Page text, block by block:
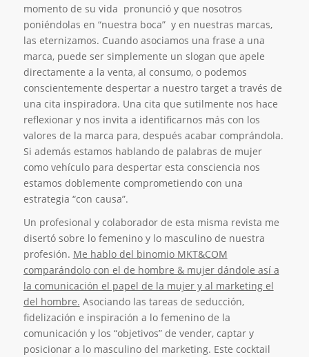
momento de su vida pronunció y que nosotros
poniéndolas en “nuestra boca” y en nuestras marcas,
las eternizamos. Cuando asociamos una frase a una
marca, puede ser simplemente un slogan que apele
directamente a la venta, al consumo, o podemos
conscientemente despertar a nuestro target a través de
una cita inspiradora. Una cita que sutilmente nos hace
reflexionar y nos invita a identificarnos más con los
valores de la marca para, después acabar comprándola.
Si además estamos hablando de palabras de mujer
como vehículo para despertar esta consciencia nos
estamos doblemente comprometiendo con una
estrategia “con causa”.
Un profesional y colaborador de esta misma revista me
disertó sobre lo femenino y lo masculino de nuestra
profesión. Me hablo del binomio MKT&COM
comparándolo con el de hombre & mujer dándole así a
la comunicación el papel de la mujer y al marketing el
del hombre. Asociando las tareas de seducción,
fidelización e inspiración a lo femenino de la
comunicación y los “objetivos” de vender, captar y
posicionar a lo masculino del marketing. Este cocktail